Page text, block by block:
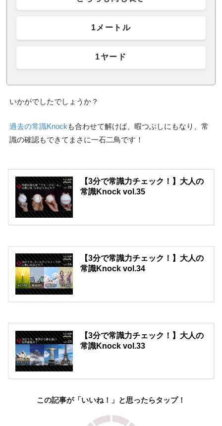
1メートル
1ヤード
いかがでしたでしょうか？
過去の常識Knock も合わせて解けば、暇つぶしにもなり、常
識の確認もできてまさに一石二鳥です！
【3分で常識力チェック！】大人の
常識Knock vol.35
【3分で常識力チェック！】大人の
常識Knock vol.34
【3分で常識力チェック！】大人の
常識Knock vol.33
この記事が「いいね！」と思ったらタップ！